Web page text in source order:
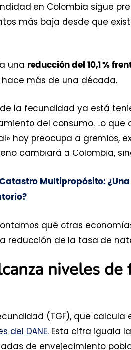
en Colombia sigue
más baja desde que
una reducción del 10,1 %
más de una década.
la fecundidad ya está
del consumo. Lo
hoy preocupa a gremios,
cambiará a Colombia,
Catastro Multipropósito:
qué otras
reducción de la tasa de
niveles
(TGF), que calcula
del DANE. Esta cifra iguala
de envejecimiento